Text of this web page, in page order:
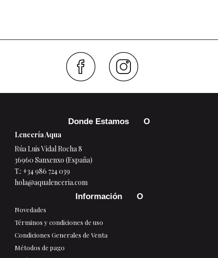
Donde Estamos
Lencería Aqua
Rúa Luis Vidal Rocha 8
36960 Sanxenxo (España)
T.: +34 986 724 039
hola@aqualenceria.com
Información
Novedades
Términos y condiciones de uso
Condiciones Generales de Venta
Métodos de pago